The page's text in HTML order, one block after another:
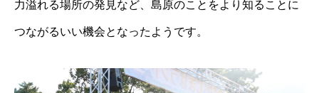
力溢れる場所の発見など、島原のことをより知ることに
つながるいい機会となったようです。